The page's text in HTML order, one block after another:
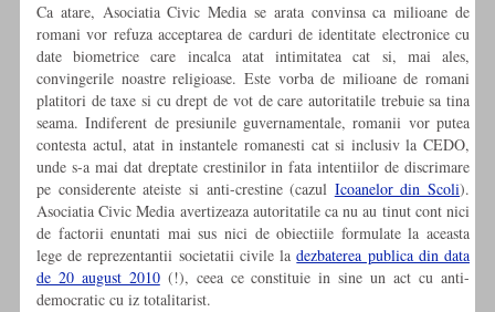
Ca atare, Asociatia Civic Media se arata convinsa ca milioane de
romani vor refuza acceptarea de carduri de identitate electronice cu
date biometrice care incalca atat intimitatea cat si, mai ales,
convingerile noastre religioase. Este vorba de milioane de romani
platitori de taxe si cu drept de vot de care autoritatile trebuie sa tina
seama. Indiferent de presiunile guvernamentale, romanii vor putea
contesta actul, atat in instantele romanesti cat si inclusiv la CEDO,
unde s-a mai dat dreptate crestinilor in fata intentiilor de discrimare
pe considerente ateiste si anti-crestine (cazul Icoanelor din Scoli).
Asociatia Civic Media avertizeaza autoritatile ca nu au tinut cont nici
de factorii enuntati mai sus nici de obiectiile formulate la aceasta
lege de reprezentantii societatii civile ladezbaterea publica din data
de 20 august 2010(!), ceea ce constituie in sine un act cu anti-
democratic cu iz totalitarist.